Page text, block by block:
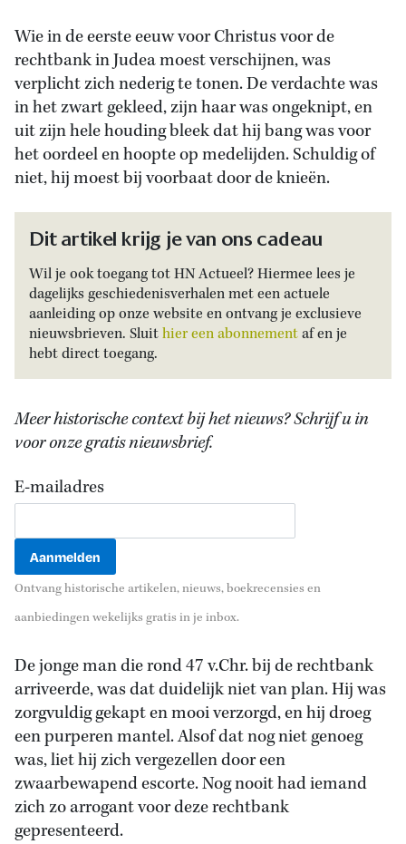
Wie in de eerste eeuw voor Christus voor de
rechtbank in Judea moest verschijnen, was
verplicht zich nederig te tonen. De verdachte was
in het zwart gekleed, zijn haar was ongeknipt, en
uit zijn hele houding bleek dat hij bang was voor
het oordeel en hoopte op medelijden. Schuldig of
niet, hij moest bij voorbaat door de knieën.
Dit artikel krijg je van ons cadeau
Wil je ook toegang tot HN Actueel? Hiermee lees je
dagelijks geschiedenisverhalen met een actuele
aanleiding op onze website en ontvang je exclusieve
nieuwsbrieven. Sluithier een abonnementaf en je
hebt direct toegang.
Meer historische context bij het nieuws? Schrijf u in
voor onze gratis nieuwsbrief.
E-mailadres
Ontvang historische artikelen, nieuws, boekrecensies en
aanbiedingen wekelijks gratis in je inbox.
De jonge man die rond 47 v.Chr. bij de rechtbank
arriveerde, was dat duidelijk niet van plan. Hij was
zorgvuldig gekapt en mooi verzorgd, en hij droeg
een purperen mantel. Alsof dat nog niet genoeg
was, liet hij zich vergezellen door een
zwaarbewapend escorte. Nog nooit had iemand
zich zo arrogant voor deze rechtbank
gepresenteerd.